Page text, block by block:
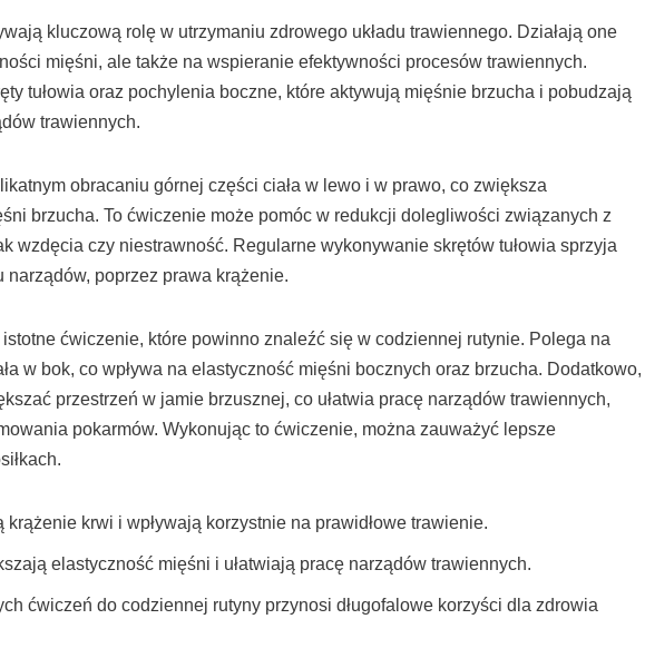
kluczową rolę w utrzymaniu zdrowego układu trawiennego. Działają one
mięśni, ale także na wspieranie efektywności procesów trawiennych.
tułowia oraz pochylenia boczne, które aktywują mięśnie brzucha i pobudzają
trawiennych.
obracaniu górnej części ciała w lewo i w prawo, co zwiększa
brzucha. To ćwiczenie może pomóc w redukcji dolegliwości związanych z
wzdęcia czy niestrawność. Regularne wykonywanie skrętów tułowia sprzyja
poprzez prawa krążenie.
ćwiczenie, które powinno znaleźć się w codziennej rutynie. Polega na
w bok, co wpływa na elastyczność mięśni bocznych oraz brzucha. Dodatkowo,
przestrzeń w jamie brzusznej, co ułatwia pracę narządów trawiennych,
pokarmów. Wykonując to ćwiczenie, można zauważyć lepsze
krążenie krwi i wpływają korzystnie na prawidłowe trawienie.
elastyczność mięśni i ułatwiają pracę narządów trawiennych.
ćwiczeń do codziennej rutyny przynosi długofalowe korzyści dla zdrowia